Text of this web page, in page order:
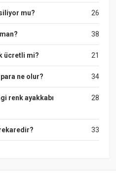
26
mu?
38
21
ücretli mi?
34
ne olur?
28
renk ayakkabı
33